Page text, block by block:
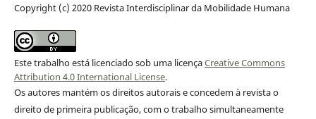
Copyright (c) 2020 Revista Interdisciplinar da Mobilidade Humana
Este trabalho está licenciado sob uma licençaCreative Commons
Attribution 4.0 International License.
Os autores mantém os direitos autorais e concedem à revista o
direito de primeira publicação, com o trabalho simultaneamente